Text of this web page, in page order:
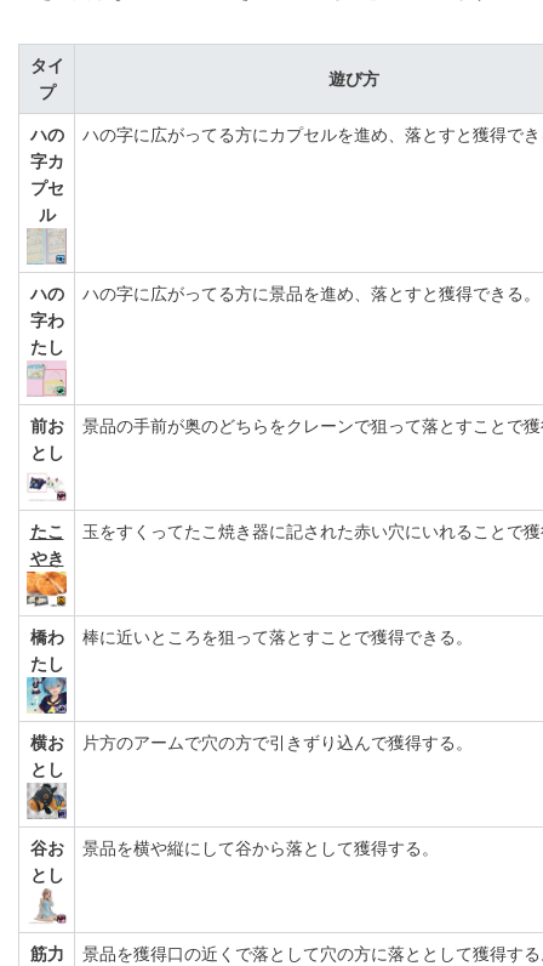
タイ
プ
遊び方
ハの
字カ
プセ
ル
ハの字に広がってる方にカプセルを進め、落とすと獲得で
ハの
字わ
たし
ハの字に広がってる方に景品を進め、落とすと獲得できる。
前お
とし
景品の手前が奥のどちらをクレーンで狙って落とすことで
たこ
やき
玉をすくってたこ焼き器に記された赤い穴にいれることで
橋わ
たし
棒に近いところを狙って落とすことで獲得できる。
横お
とし
片方のアームで穴の方で引きずり込んで獲得する。
谷お
とし
景品を横や縦にして谷から落として獲得する。
筋力
景品を獲得口の近くで落として穴の方に落ととして獲得す